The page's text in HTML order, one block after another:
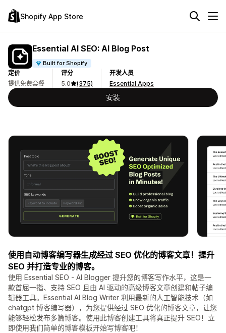
Shopify App Store
Essential AI SEO: AI Blog Post
Built for Shopify
定价
提供免费套餐
评分
5.0
(375)
开发人员
Essential Apps
安装
使用自动博客编写器生成经过 SEO 优化的博客文章！提升
SEO 并打造专业的博客。
使用 Essential SEO - AI Blogger 提升您的博客写作水平，这是一
款首屈一指、支持 SEO 且由 AI 驱动的高级博客文章创建和帖子编
辑器工具。Essential AI Blog Writer 利用最新的人工智能技术（如
chatgpt 博客编写器），为您提供经过 SEO 优化的博客文章，让您
能够轻松发布多篇博客。使用此博客创建工具将真正提升 SEO！立
即使用我们简单的博客模板开始写博客吧！